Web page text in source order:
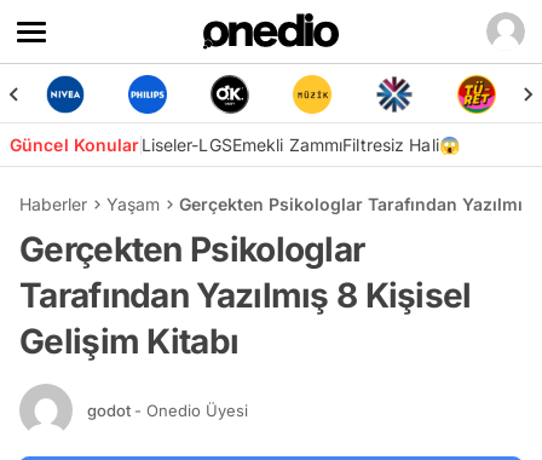
Güncel KonularLiseler-LGSEmekli ZammıFiltresiz Hali😱
Haberler Yaşam Gerçekten Psikologlar Tarafından
Gerçekten Psikologlar
Tarafından Yazılmış 8 Kişisel
Gelişim Kitabı
godot - Onedio Üyesi